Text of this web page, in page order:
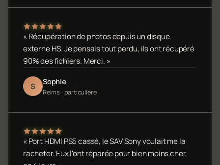
« Récupération de photos depuis un disque
externe HS. Je pensais tout perdu, ils ont récupéré
90% des fichiers. Merci. »
S Sophie
Reims · particulière
« Port HDMI PS5 cassé, le SAV Sony voulait me la
racheter. Eux l'ont réparée pour bien moins cher,